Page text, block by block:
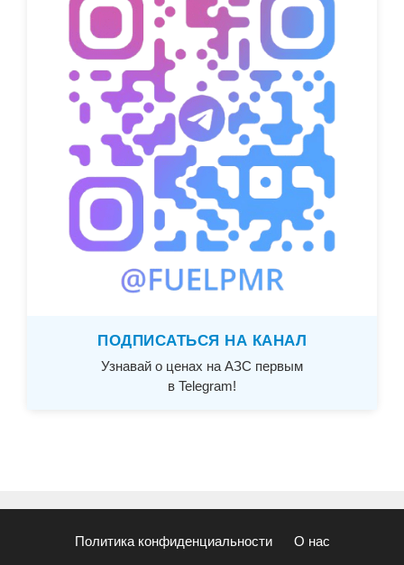
ПОДПИСАТЬСЯ НА КАНАЛ
Узнавай о ценах на АЗС первым
в Telegram!
Политика конфиденциальности О нас